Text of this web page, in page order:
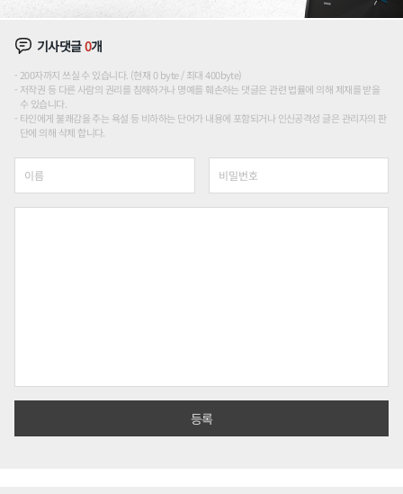
기사댓글0개
200자까지 쓰실 수 있습니다. (현재 0 byte / 최대 400byte)
저작권 등 다른 사람의 권리를 침해하거나 명예를 훼손하는 댓글은 관련 법률에 의해 제재를 받을
수 있습니다.
타인에게 불쾌감을 주는 욕설 등 비하하는 단어가 내용에 포함되거나 인신공격성 글은 관리자의 판
단에 의해 삭제 합니다.